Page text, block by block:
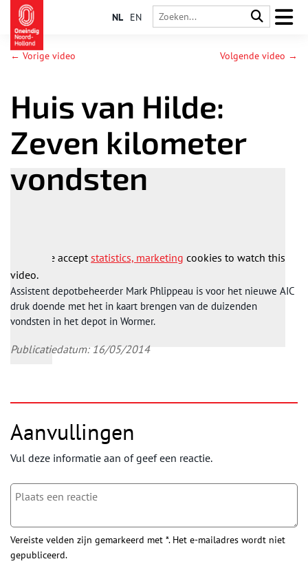
NL EN
← Vorige video Volgende video →
Huis van Hilde:
Zeven kilometer
vondsten
Please acceptstatistics, marketing cookies to watch this
video.
Assistent depotbeheerder Mark Phlippeau is voor het nieuwe AIC
druk doende met het in kaart brengen van de duizenden
vondsten in het depot in Wormer.
Publicatiedatum: 16/05/2014
Aanvullingen
Vul deze informatie aan of geef een reactie.
Vereiste velden zijn gemarkeerd met *. Het e-mailadres wordt niet
gepubliceerd.